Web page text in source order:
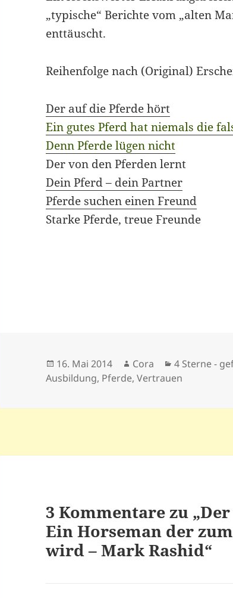
„typische“ Berichte vom „alten
enttäuscht.
Reihenfolge nach (Original)
Der auf die Pferde hört
Ein gutes Pferd hat niemals die
Denn Pferde lügen nicht
Der von den Pferden lernt
Dein Pferd – dein Partner
Pferde suchen einen Freund
Starke Pferde, treue Freunde
Veröffentlicht
am
16. Mai 2014 Autor
Cora Kategorien
4 Sterne -
Ausbildung, Pferde,Vertrauen
3 Kommentare zu
Ein Horseman der
wird – Mark Rashid“